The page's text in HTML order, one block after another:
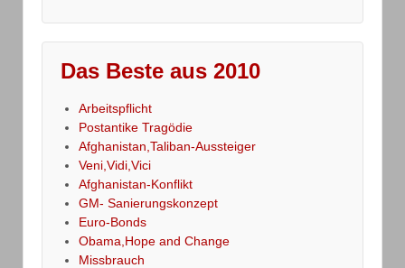
Das Beste aus 2010
Arbeitspflicht
Postantike Tragödie
Afghanistan,Taliban-Aussteiger
Veni,Vidi,Vici
Afghanistan-Konflikt
GM- Sanierungskonzept
Euro-Bonds
Obama,Hope and Change
Missbrauch